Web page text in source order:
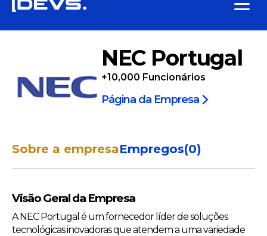
NEC Portugal
+10,000 Funcionários
Página da Empresa
Sobre a empresaEmpregos(0)
Visão Geral da Empresa
A NEC Portugal é um fornecedor líder de soluções
tecnológicas inovadoras que atendem a uma variedade